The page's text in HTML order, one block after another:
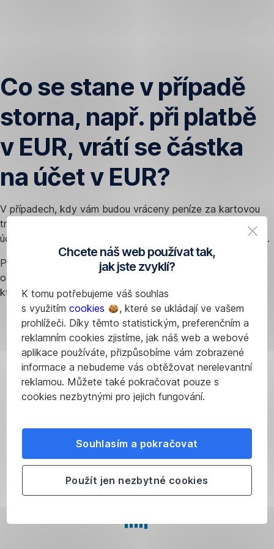
Chcete náš web používat tak,
jak jste zvyklí?
K tomu potřebujeme váš souhlas
s využitím cookies
, které se ukládají ve vašem
prohlížeči. Díky těmto statistickým, preferenčním a
reklamním cookies zjistíme, jak náš web a webové
aplikace používáte, přizpůsobíme vám zobrazené
informace a nebudeme vás obtěžovat nerelevantní
reklamou. Můžete také pokračovat pouze s
cookies nezbytnými pro jejich fungování.
Souhlasím a pokračovat
Použít jen nezbytné cookies
Co se stane v případě
storna, např. při platbě
v EUR, vrátí se částka
na účet v EUR?
V případech, kdy vám budou vráceny peníze za kartovou
transakci od banky obchodníka, dojde k jejich vrácení na
účet, z kterého byla provedena původní kartová transakce.
Pokud se jedná o vratku a peníze jsou vráceny přímo
obchodníkem, budou vám připsány na korunový účet, ke
kterému je vydána debetní karta.